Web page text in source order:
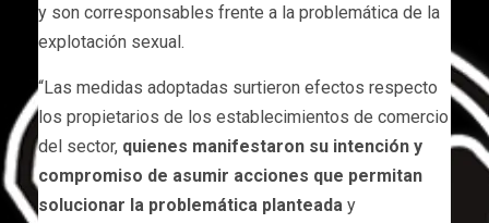
y son corresponsables frente a la problemática de la
explotación sexual.
“Las medidas adoptadas surtieron efectos respecto
los propietarios de los establecimientos de comercio
del sector, quienes manifestaron su intención y
compromiso de asumir acciones que permitan
solucionar la problemática planteada y